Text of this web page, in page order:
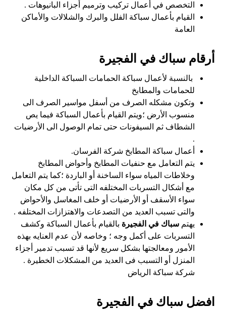
التخصص في أعمال تركيب وترميم أجزاء البانيوهات .
القيام بأعمال سباكة الفلل والبرك والشلالات والأماكن
العامة
أرقام سباك في الفجيرة
بالنسبة لأعمال سباكة الحمامات السباكة الداخلية
للحمامات والمطابخ
وتكون مشكله الصرف من أسفل مواسير الصرف الى
منسوب الأرض ؛ويتم القيام بأعمال السباكة فيما يص
الشطاف ثم السيفونات حتى تمام الوصول الى الأرضيات
.
أعمال سباكة المطابخ شركة الفرسان.
يتم التعامل مع حنفيات المطابخ وأحواض المطابخ
وخلاطات المياه سواء الساخنة أو الباردة ؛كما يتم التعامل
مع أشكال التسربات المختلفه التى تأتى من كل مكان
سواء الأسقف أو الأرضيات أو خلف المغاسل والأحواض
والتى تسبب العديد من التصدعات والاهتزازات المختلفه .
يهتمسباك في الفجيرة بالقيام بأعمال السباكة وكشف
التسربات على أكمل وجه ؛ وخاصه لأن عدم العنايه بهذه
الأمور ومعالجتها بشكل سريع لأنها قد تسبب تدمير أجزاء
المنزل أو التسبب فى العديد من المشكلات الخطيرة .
شركة سباكة الرياض
افضل سباك في الفجيرة